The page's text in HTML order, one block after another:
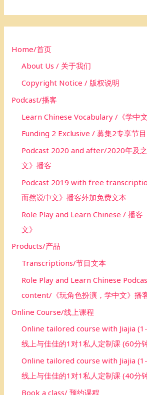
rHome/首页
About Us / 关于我们
Copyright Notice / 版权说明
Podcast/播客
Learn Chinese Vocabulary /《学中文
Funding 2 Exclusive / 募集2专享节目
Podcast 2020 and after/2020年及
文》播客
Podcast 2019 with free
而然说中文》播客外加免费文本
Role Play and Learn Chinese / 播客
文》
Products/产品
Transcriptions/节目文本
Role Play and Learn Chinese
content/《玩角色扮演，学中文》播
Online Course/线上课程
Online tailored course with Jiajia
线上与佳佳的1对1私人定制课 (60分
Online tailored course with Jiajia
线上与佳佳的1对1私人定制课 (40分
Book a class/ 预约课程